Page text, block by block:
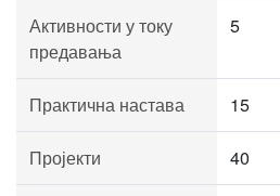
Активности у току
предавања
5
Практична настава 15
Пројекти 40